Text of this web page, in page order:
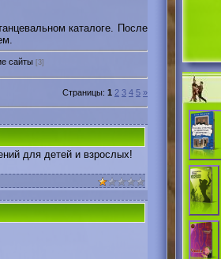
каталоге. После
сайты [3]
Страницы: 1 2 3 4 5 »
для детей и взрослых!